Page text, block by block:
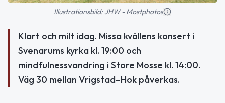
Illustrationsbild: JHW - Mostphotos
Klart och milt idag. Missa kvällens konsert i
Svenarums kyrka kl. 19:00 och
mindfulnessvandring i Store Mosse kl. 14:00.
Väg 30 mellan Vrigstad–Hok påverkas.